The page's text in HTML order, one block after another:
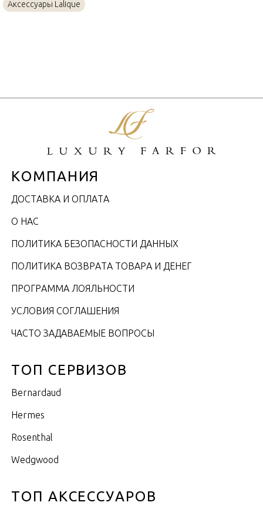
Аксессуары Lalique
КОМПАНИЯ
ДОСТАВКА И ОПЛАТА
О НАС
ПОЛИТИКА БЕЗОПАСНОСТИ ДАННЫХ
ПОЛИТИКА ВОЗВРАТА ТОВАРА И ДЕНЕГ
ПРОГРАММА ЛОЯЛЬНОСТИ
УСЛОВИЯ СОГЛАШЕНИЯ
ЧАСТО ЗАДАВАЕМЫЕ ВОПРОСЫ
ТОП СЕРВИЗОВ
Bernardaud
Hermes
Rosenthal
Wedgwood
ТОП АКСЕССУАРОВ